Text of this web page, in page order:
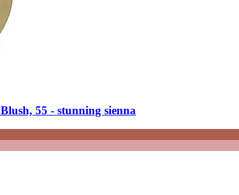
55 -​ stunning sienna